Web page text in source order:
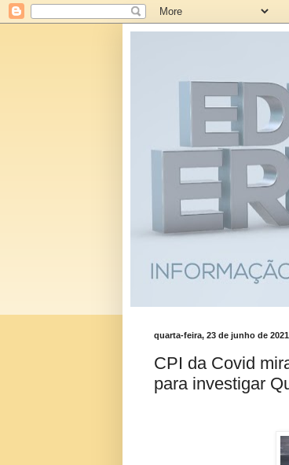
quarta-feira, 23 de junho de 2021
CPI da Covid
para investigar